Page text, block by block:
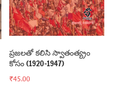
ప్రజలతో కలిసి స్వాతంత్య్రం
కోసం (1920-1947)
₹45.00